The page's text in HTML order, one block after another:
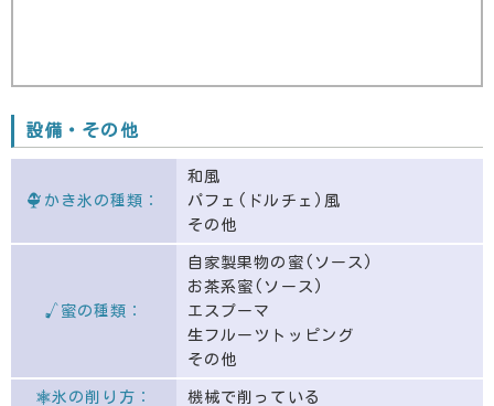
設備・その他
かき氷の種類：
和風
パフェ(ドルチェ)風
その他
蜜の種類：
自家製果物の蜜(ソース)
お茶系蜜(ソース)
エスプーマ
生フルーツトッピング
その他
氷の削り方： 機械で削っている